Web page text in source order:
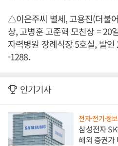
△이은주씨 별세, 고용진(더불
상, 고병훈 고준혁 모친상 = 20
자력병원 장례식장 5호실, 발
-1288.
인기기사
전자·전기·정
삼성전자
해외 증권가